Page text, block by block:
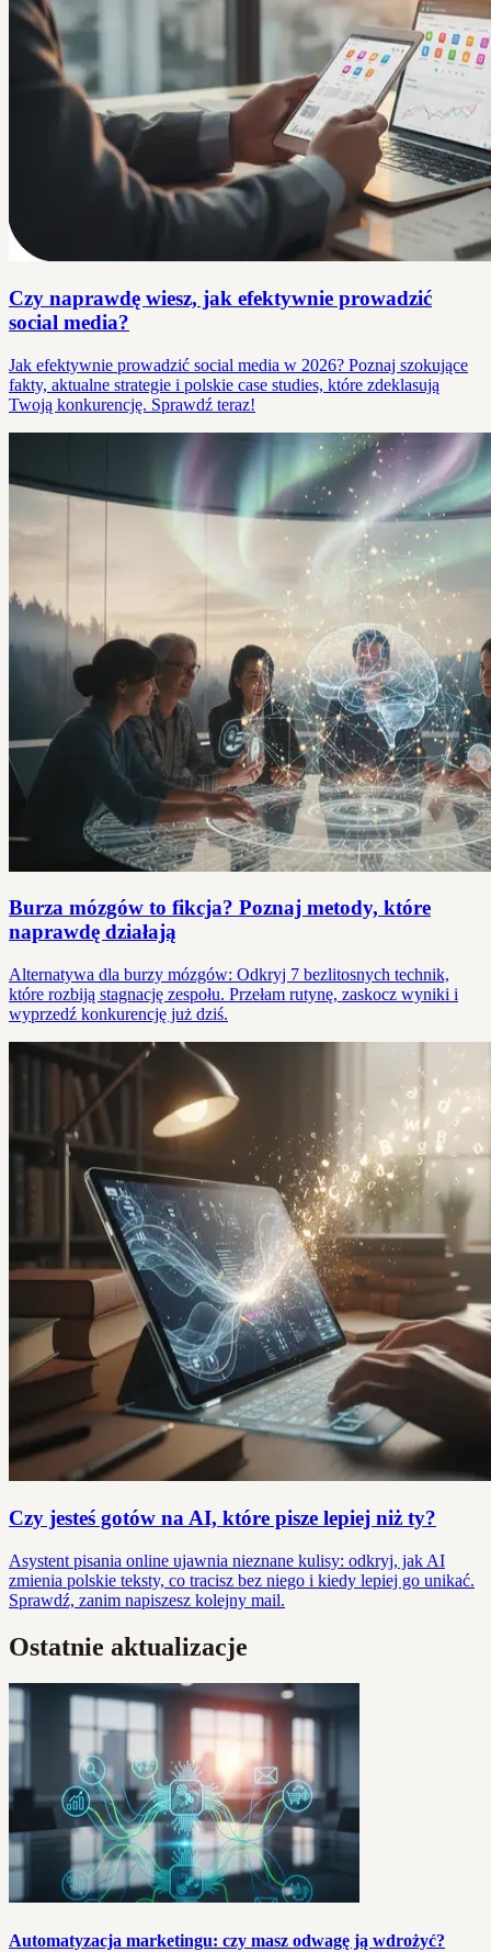
Czy naprawdę wiesz, jak efektywnie prowadzić
social media?
Jak efektywnie prowadzić social media w 2026? Poznaj szokujące
fakty, aktualne strategie i polskie case studies, które zdeklasują
Twoją konkurencję. Sprawdź teraz!
Burza mózgów to fikcja? Poznaj metody, które
naprawdę działają
Alternatywa dla burzy mózgów: Odkryj 7 bezlitosnych technik,
które rozbiją stagnację zespołu. Przełam rutynę, zaskocz wyniki i
wyprzedź konkurencję już dziś.
Czy jesteś gotów na AI, które pisze lepiej niż ty?
Asystent pisania online ujawnia nieznane kulisy: odkryj, jak AI
zmienia polskie teksty, co tracisz bez niego i kiedy lepiej go unikać.
Sprawdź, zanim napiszesz kolejny mail.
Ostatnie aktualizacje
Automatyzacja marketingu: czy masz odwagę ją wdrożyć?